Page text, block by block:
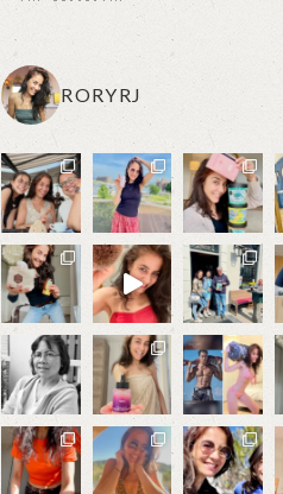
RORYRJ